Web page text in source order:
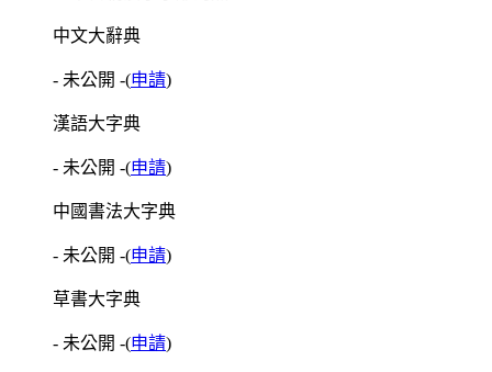
中文大辭典
- 未公開 -(申請)
漢語大字典
- 未公開 -(申請)
中國書法大字典
- 未公開 -(申請)
草書大字典
- 未公開 -(申請)